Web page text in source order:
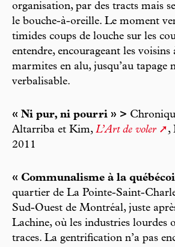
organisation, par des tracts mais
le bouche-à-oreille. Le moment
timides coups de louche sur les
entendre, encourageant les voisins
marmites en alu, jusqu’au tapage
verbalisable.
« Ni pur, ni pourri » >
Altarriba et Kim, L’Art de voler
,
2011
« Communalisme à la
quartier de La Pointe-Saint-
Sud-Ouest de Montréal, juste
Lachine, où les industries lourdes
traces. La gentrification n’a pas